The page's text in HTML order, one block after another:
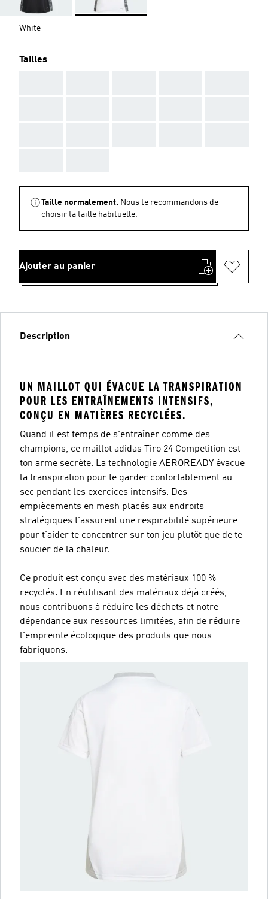
White
Tailles
Taille normalement. Nous te recommandons de
choisir ta taille habituelle.
Ajouter au panier
Description
UN MAILLOT QUI ÉVACUE LA TRANSPIRATION
POUR LES ENTRAÎNEMENTS INTENSIFS,
CONÇU EN MATIÈRES RECYCLÉES.
Quand il est temps de s'entraîner comme des
champions, ce maillot adidas Tiro 24 Competition est
ton arme secrète. La technologie AEROREADY évacue
la transpiration pour te garder confortablement au
sec pendant les exercices intensifs. Des
empiècements en mesh placés aux endroits
stratégiques t'assurent une respirabilité supérieure
pour t'aider te concentrer sur ton jeu plutôt que de te
soucier de la chaleur.
Ce produit est conçu avec des matériaux 100 %
recyclés. En réutilisant des matériaux déjà créés,
nous contribuons à réduire les déchets et notre
dépendance aux ressources limitées, afin de réduire
l'empreinte écologique des produits que nous
fabriquons.